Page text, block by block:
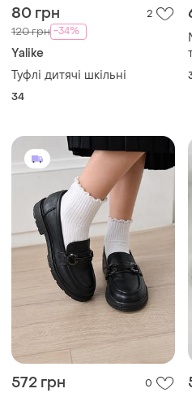
80 грн 2
120 грн -34%
Yalike
Туфлі дитячі шкільні
34
572 грн 0